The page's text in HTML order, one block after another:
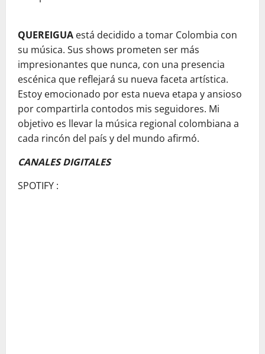
QUEREIGUA está decidido a tomar Colombia con
su música. Sus shows prometen ser más
impresionantes que nunca, con una presencia
escénica que reflejará su nueva faceta artística.
Estoy emocionado por esta nueva etapa y ansioso
por compartirla contodos mis seguidores. Mi
objetivo es llevar la música regional colombiana a
cada rincón del país y del mundo afirmó.
CANALES DIGITALES
SPOTIFY :